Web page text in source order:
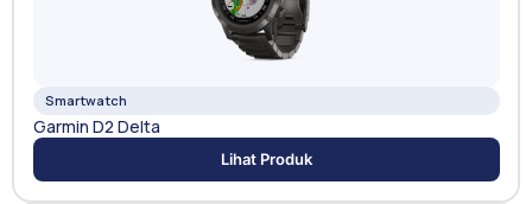
Smartwatch
Garmin D2 Delta
Lihat Produk